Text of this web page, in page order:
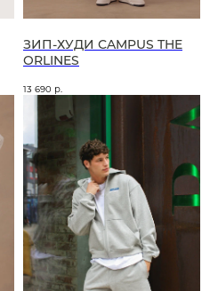
ЗИП-ХУДИ CAMPUS THE
ORLINES
13 690 р.